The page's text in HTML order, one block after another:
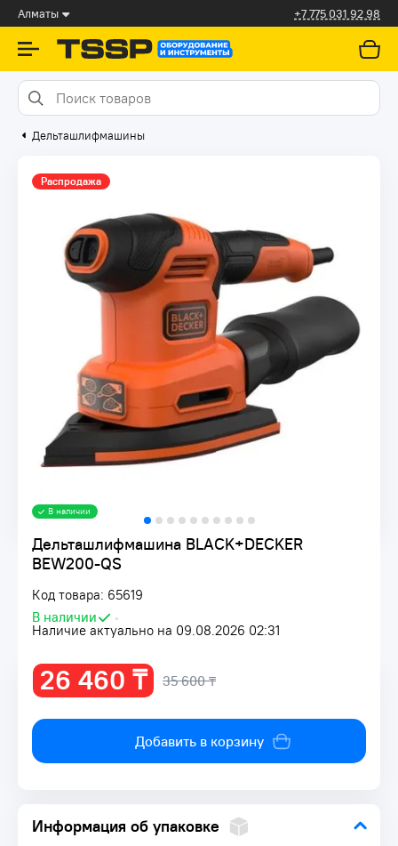
Алматы +7 775 031 92 98
Дельташлифмашины
Дельташлифмашина BLACK+DECKER
BEW200-QS
Код товара: 65619
В наличии
•
Наличие актуально на 09.08.2026 02:31
В наличии
Распродажа
26 460 ₸ 35 600 ₸
Добавить в корзину
Информация об упаковке